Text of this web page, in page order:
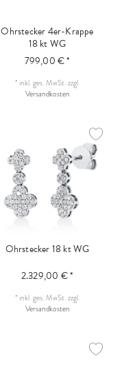
Ohrstecker 4er-Krappe
18 kt WG
799,00 € *
* inkl. ges. MwSt.zzgl.
Versandkosten
Ohrstecker 18 kt WG
2.329,00 € *
* inkl. ges. MwSt.zzgl.
Versandkosten